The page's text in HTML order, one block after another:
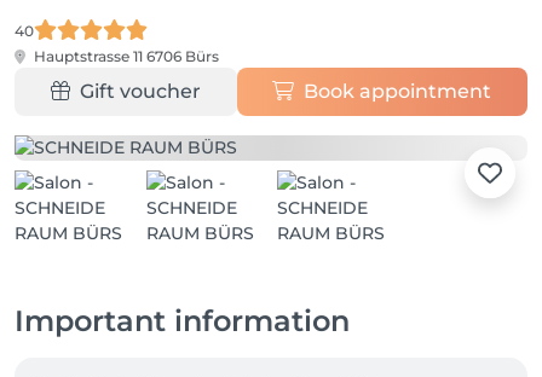
40
Hauptstrasse 11 6706 Bürs
Gift voucher Book appointment
Important information